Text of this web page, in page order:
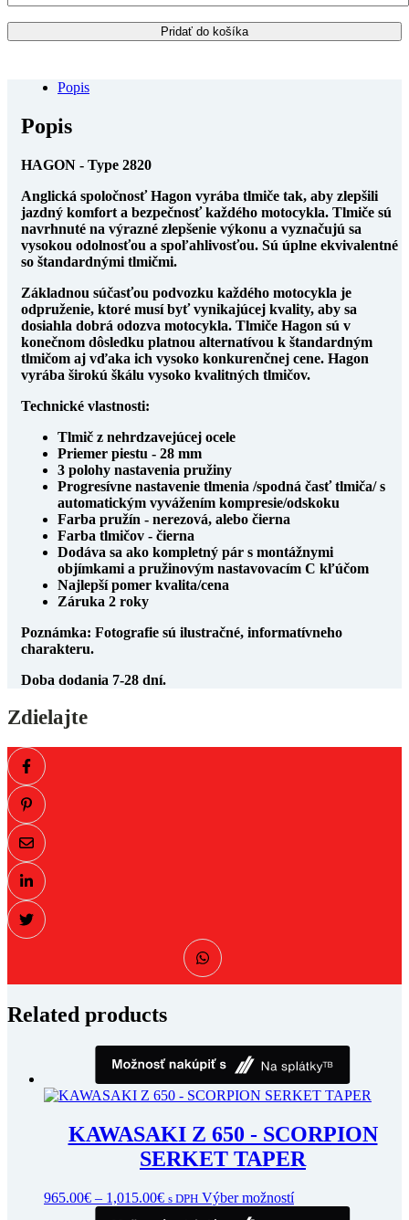
Streak
2004>
2820
Pridať do košíka
Popis
Popis
HAGON - Type 2820
Anglická spoločnosť Hagon vyrába tlmiče tak, aby zlepšili
jazdný komfort a bezpečnosť každého motocykla. Tlmiče sú
navrhnuté na výrazné zlepšenie výkonu a vyznačujú sa
vysokou odolnosťou a spoľahlivosťou. Sú úplne ekvivalentné
so štandardnými tlmičmi.
Základnou súčasťou podvozku každého motocykla je
odpruženie, ktoré musí byť vynikajúcej kvality, aby sa
dosiahla dobrá odozva motocykla. Tlmiče Hagon sú v
konečnom dôsledku platnou alternatívou k štandardným
tlmičom aj vďaka ich vysoko konkurenčnej cene. Hagon
vyrába širokú škálu vysoko kvalitných tlmičov.
Technické vlastnosti:
Tlmič z nehrdzavejúcej ocele
Priemer piestu - 28 mm
3 polohy nastavenia pružiny
Progresívne nastavenie tlmenia /spodná časť tlmiča/ s
automatickým vyvážením kompresie/odskoku
Farba pružín - nerezová, alebo čierna
Farba tlmičov - čierna
Dodáva sa ako kompletný pár s montážnymi
objímkami a pružinovým nastavovacím C kľúčom
Najlepší pomer kvalita/cena
Záruka 2 roky
Poznámka: Fotografie sú ilustračné, informatívneho
charakteru.
Doba dodania 7-28 dní.
Zdielajte
Related products
KAWASAKI Z 650 - SCORPION
SERKET TAPER
965.00€ – 1,015.00€Price
s DPH Výber možnostíTento